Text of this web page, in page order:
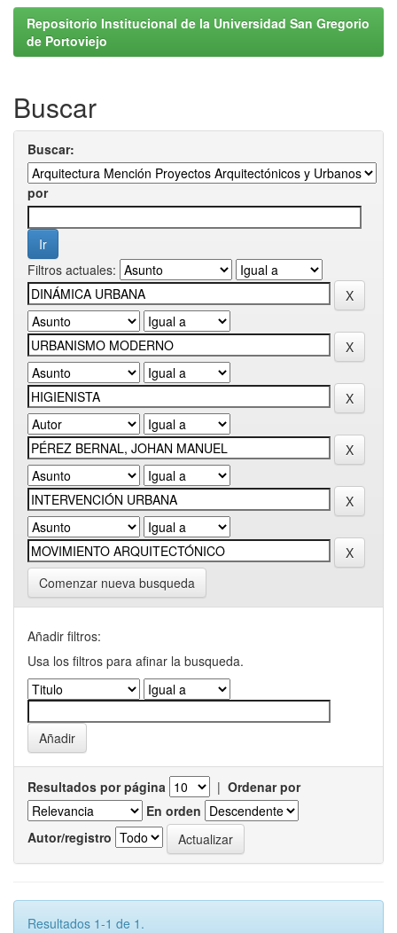
Repositorio Institucional de la Universidad San Gregorio
de Portoviejo
Buscar
Buscar:
por
Filtros actuales:
Comenzar nueva busqueda
Añadir filtros:
Usa los filtros para afinar la busqueda.
Resultados por página | Ordenar por
En orden
Autor/registro
Resultados 1-1 de 1.